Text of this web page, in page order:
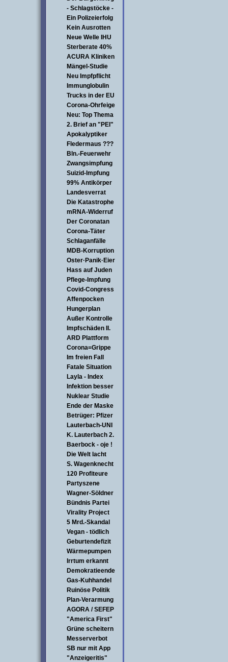
- Schlagstöcke -
Ein Polizeierfolg
Kein Ausrotten
Neue Welle IHU
Sterberate 40%
ACURA Kliniken
Mängel-Studie
Neu Impfpflicht
Immunglobulin
Trucks in der EU
Corona-Ohrfeige
Neu: Top Thema
2. Brief an "PEI"
Apokalyptiker
Fledermaus ???
Bln.-Feuerwehr
Zwangsimpfung
Suizid-Impfung
99% Antikörper
Landesverrat
Die Katastrophe
mRNA-Widerruf
Der Coronatan
Corona-Täter
Schlaganfälle
MDB-Korruption
Oster·Panik·Eier
Hass auf Juden
Pflege-Impfung
Covid-Congress
Affenpocken
Hungerplan
Außer Kontrolle
Impfschäden II.
ARD Plattform
Corona=Grippe
Im freien Fall
Fatale Situation
Layla - Index
Infektion besser
Nuklear Studie
Ende der Maske
Betrüger: Pfizer
Lauterbach-UNI
K. Lauterbach 2.
Baerbock - oje !
Die Welt lacht
S. Wagenknecht
120 Profiteure
Partyszene
Wagner-Söldner
Bündnis Partei
Virality Project
5 Mrd.-Skandal
Vegan - tödlich
Geburtendefizit
Wärmepumpen
Irrtum erkannt
Demokratieende
Gas-Kuhhandel
Ruinöse Politik
Plan-Verarmung
AGORA / SEFEP
"America First"
Grüne scheitern
Messerverbot
SB nur mit App
"Anzeigeritis"